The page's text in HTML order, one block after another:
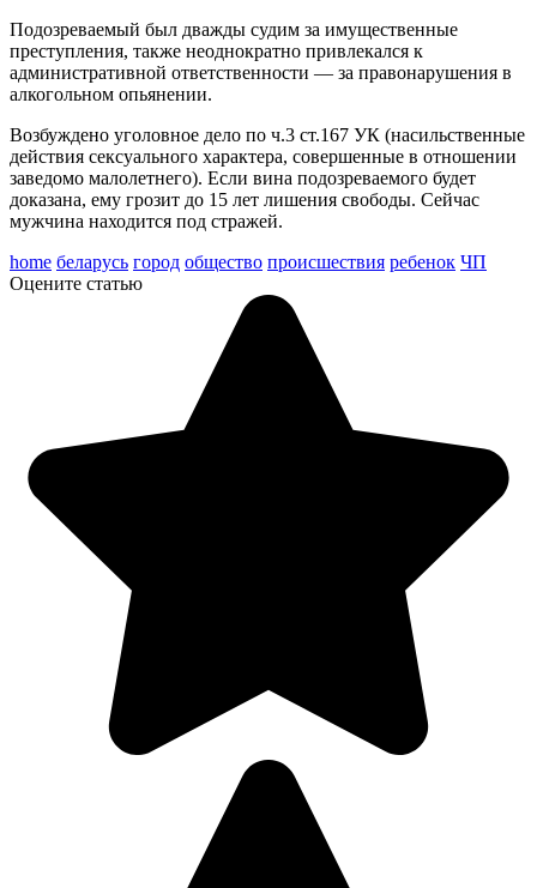
Подозреваемый был дважды судим за имущественные
преступления, также неоднократно привлекался к
административной ответственности — за правонарушения в
алкогольном опьянении.
Возбуждено уголовное дело по ч.3 ст.167 УК (насильственные
действия сексуального характера, совершенные в отношении
заведомо малолетнего). Если вина подозреваемого будет
доказана, ему грозит до 15 лет лишения свободы. Сейчас
мужчина находится под стражей.
home беларусь город общество происшествия ребенок ЧП
Оцените статью